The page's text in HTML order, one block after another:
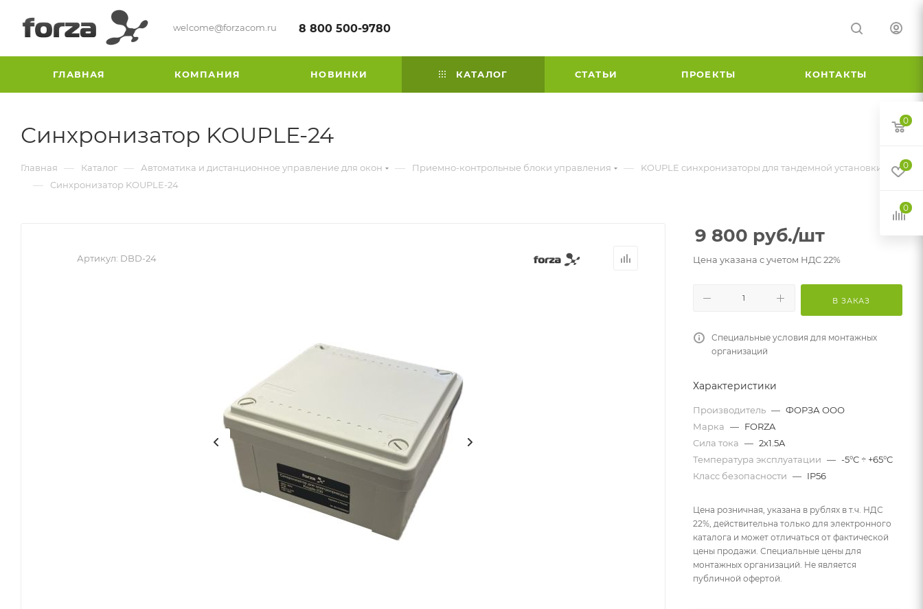
welcome@forzacom.ru 8 800 500-9780
ГЛАВНАЯ КОМПАНИЯ НОВИНКИ КАТАЛОГ СТАТЬИ ПРОЕКТЫ КОНТАКТЫ
Синхронизатор KOUPLE-24
Главная — Каталог — Автоматика и дистанционное управление для окон — Приемно-контрольные блоки управления — KOUPLE синхронизаторы для тандемной установки
— Синхронизатор KOUPLE-24
Артикул: DBD-24
9 800 руб./шт
Цена указана с учетом НДС 22%
В ЗАКАЗ
Специальные условия для монтажных
организаций
Характеристики
Производитель — ФОРЗА ООО
Марка — FORZA
Сила тока — 2x1.5A
Температура эксплуатации — -5°C ÷ +65°C
Класс безопасности — IP56
Цена розничная, указана в рублях в т.ч. НДС
22%, действительна только для электронного
каталога и может отличаться от фактической
цены продажи. Специальные цены для
монтажных организаций. Не является
публичной офертой.
0
0
0